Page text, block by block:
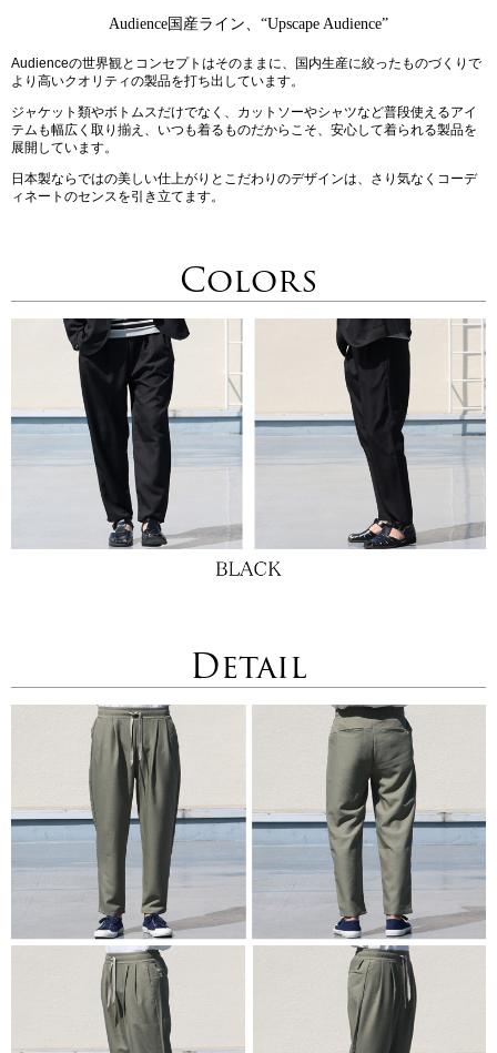
Audience国産ライン、“Upscape Audience”
Audienceの世界観とコンセプトはそのままに、国内生産に絞ったものづくりで
より高いクオリティの製品を打ち出しています。
ジャケット類やボトムスだけでなく、カットソーやシャツなど普段使えるアイ
テムも幅広く取り揃え、いつも着るものだからこそ、安心して着られる製品を
展開しています。
日本製ならではの美しい仕上がりとこだわりのデザインは、さり気なくコーデ
ィネートのセンスを引き立てます。
Colors
Detail